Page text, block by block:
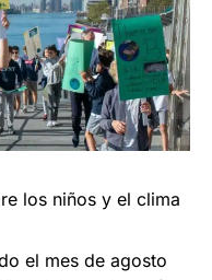
los niños y el clima
el mes de agosto